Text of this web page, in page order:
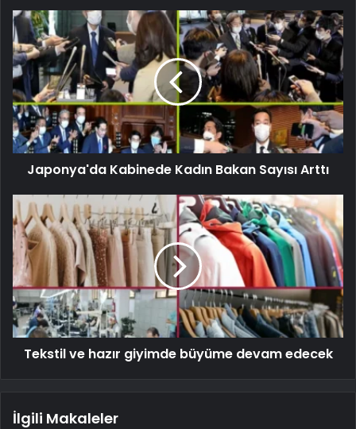
Japonya'da Kabinede Kadın Bakan Sayısı Arttı
Tekstil ve hazır giyimde büyüme devam edecek
İlgili Makaleler